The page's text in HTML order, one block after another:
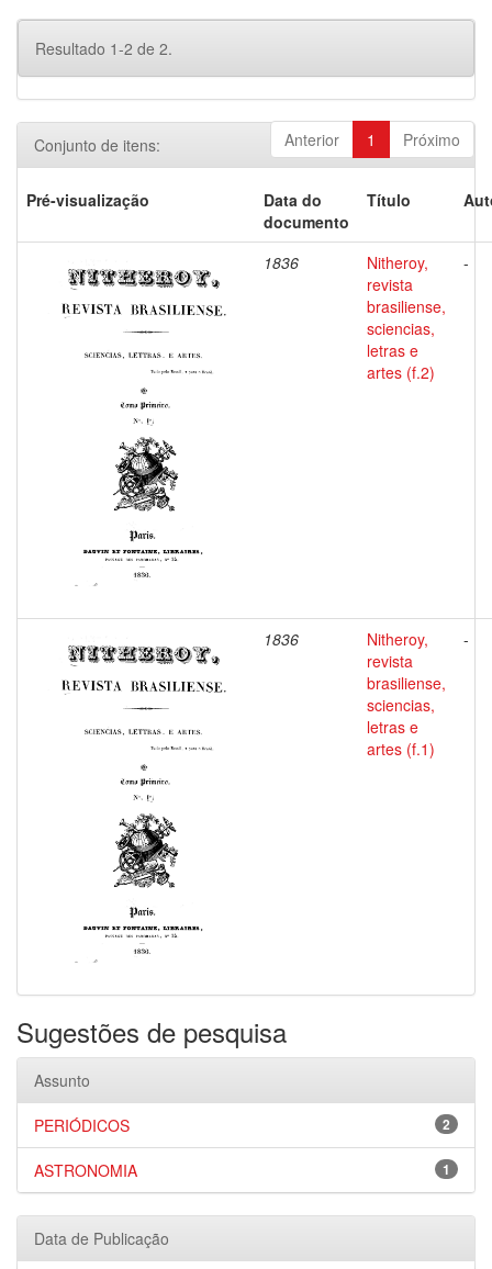
Resultado 1-2 de 2.
Anterior 1 Próximo
Conjunto de itens:
Pré-visualização
Data do
documento
Título
1836
Nitheroy,
revista
brasiliense,
sciencias,
letras e
artes (f.2)
-
1836
Nitheroy,
revista
brasiliense,
sciencias,
letras e
artes (f.1)
-
Sugestões de pesquisa
Assunto
2
PERIÓDICOS
1
ASTRONOMIA
Data de Publicação